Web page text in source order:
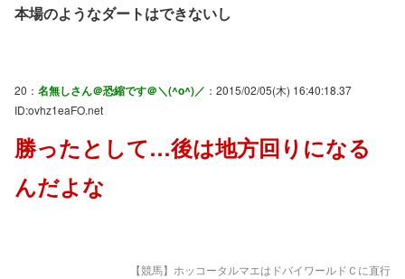
本場のようなダートはできないし
20： 名無しさん＠恐縮です＠＼(^o^)／ ：2015/02/05(木) 16:40:18.37
ID:ovhz1eaFO.net
勝ったとして…後は地方回りになる
んだよな
【競馬】ホッコータルマエはドバイワールドＣに直行